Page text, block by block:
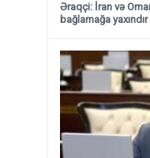
Əraqçi: İran və
bağlamağa yaxındır